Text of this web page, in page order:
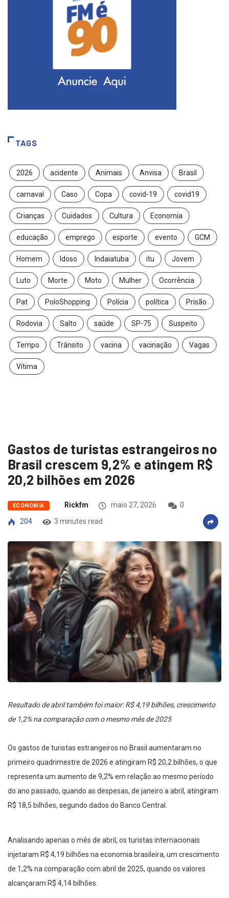
TAGS
2026 acidente Animais Anvisa Brasil
carnaval Caso Copa covid-19 covid19
Crianças Cuidados Cultura Economia
educação emprego esporte evento GCM
Homem Idoso Indaiatuba itu Jovem
Luto Morte Moto Mulher Ocorrência
Pat PoloShopping Polícia política Prisão
Rodovia Salto saúde SP-75 Suspeito
Tempo Trânsito vacina vacinação Vagas
Vítima
Gastos de turistas estrangeiros no
Brasil crescem 9,2% e atingem R$
20,2 bilhões em 2026
ECONOMIA Rickfm maio 27, 2026
0
204
3 minutes read
Resultado de abril também foi maior: R$ 4,19 bilhões, crescimento
de 1,2% na comparação com o mesmo mês de 2025
Os gastos de turistas estrangeiros no Brasil aumentaram no
primeiro quadrimestre de 2026 e atingiram R$ 20,2 bilhões, o que
representa um aumento de 9,2% em relação ao mesmo período
do ano passado, quando as despesas, de janeiro a abril, atingiram
R$ 18,5 bilhões, segundo dados do Banco Central.
Analisando apenas o mês de abril, os turistas internacionais
injetaram R$ 4,19 bilhões na economia brasileira, um crescimento
de 1,2% na comparação com abril de 2025, quando os valores
alcançaram R$ 4,14 bilhões.